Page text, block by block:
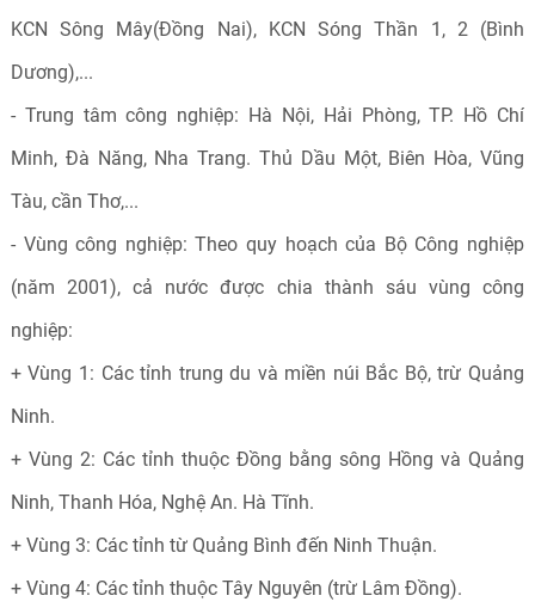
KCN Sông Mây(Đồng Nai), KCN Sóng Thần 1, 2 (Bình
Dương),...
- Trung tâm công nghiệp: Hà Nội, Hải Phòng, TP. Hồ Chí
Minh, Đà Năng, Nha Trang. Thủ Dầu Một, Biên Hòa, Vũng
Tàu, cần Thơ,...
- Vùng công nghiệp: Theo quy hoạch của Bộ Công nghiệp
(năm 2001), cả nước được chia thành sáu vùng công
nghiệp:
+ Vùng 1: Các tỉnh trung du và miền núi Bắc Bộ, trừ Quảng
Ninh.
+ Vùng 2: Các tỉnh thuộc Đồng bằng sông Hồng và Quảng
Ninh, Thanh Hóa, Nghệ An. Hà Tĩnh.
+ Vùng 3: Các tỉnh từ Quảng Bình đến Ninh Thuận.
+ Vùng 4: Các tỉnh thuộc Tây Nguyên (trừ Lâm Đồng).